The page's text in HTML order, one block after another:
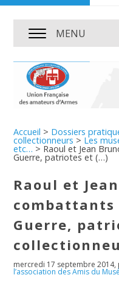
MENU
Accueil > Dossiers
collectionneurs > Les
etc… > Raoul et Jean
Guerre, patriotes et (…)
Raoul et
combattants
Guerre,
mercredi 17 septembre 2014,
l’association des Amis du